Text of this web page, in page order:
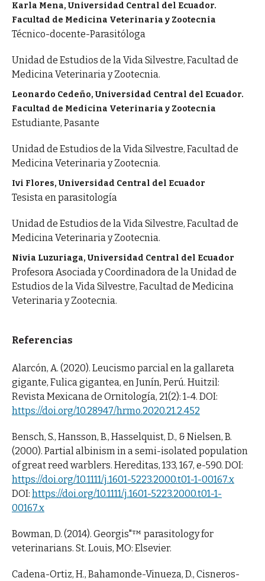
Karla Mena, Universidad Central del Ecuador.
Facultad de Medicina Veterinaria y Zootecnia
Técnico-docente-Parasitóloga
Unidad de Estudios de la Vida Silvestre, Facultad de
Medicina Veterinaria y Zootecnia.
Leonardo Cedeño, Universidad Central del Ecuador.
Facultad de Medicina Veterinaria y Zootecnia
Estudiante, Pasante
Unidad de Estudios de la Vida Silvestre, Facultad de
Medicina Veterinaria y Zootecnia.
Ivi Flores, Universidad Central del Ecuador
Tesista en parasitología
Unidad de Estudios de la Vida Silvestre, Facultad de
Medicina Veterinaria y Zootecnia.
Nivia Luzuriaga, Universidad Central del Ecuador
Profesora Asociada y Coordinadora de la Unidad de
Estudios de la Vida Silvestre, Facultad de Medicina
Veterinaria y Zootecnia.
Referencias
Alarcón, A. (2020). Leucismo parcial en la gallareta
gigante, Fulica gigantea, en Junín, Perú. Huitzil:
Revista Mexicana de Ornitología, 21(2): 1-4. DOI:
https://doi.org/10.28947/hrmo.2020.21.2.452
Bensch, S., Hansson, B., Hasselquist, D., & Nielsen, B.
(2000). Partial albinism in a semi-isolated population
of great reed warblers. Hereditas, 133, 167, e-590. DOI:
https://doi.org/10.1111/j.1601-5223.2000.t01-1-00167.x
DOI: https://doi.org/10.1111/j.1601-5223.2000.t01-1-
00167.x
Bowman, D. (2014). Georgis"™ parasitology for
veterinarians. St. Louis, MO: Elsevier.
Cadena-Ortiz, H., Bahamonde-Vinueza, D., Cisneros-